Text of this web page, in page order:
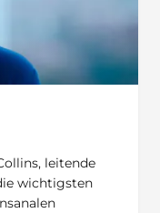
leitende
wichtigsten